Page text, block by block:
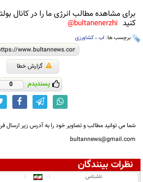
برای مشاهده مطالب انرژی ما را در کانال
کنید bultanenerzhi@
برچسب ها: اب ، کشاورزی
گزارش خطا
پسندیدم 0
شما می توانید مطالب و تصاویر خود را به آدرس زیر ارسال
bultannews@gmail.com
نظرات بینندگان
ناشناس |
|